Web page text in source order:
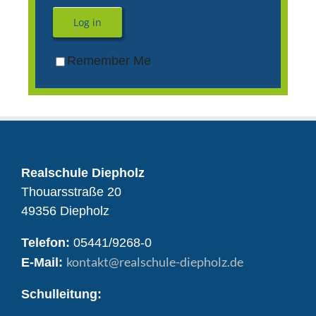
Log in
Remember Me
Realschule Diepholz
Thouarsstraße 20
49356 Diepholz
Telefon: 05441/9268-0
E-Mail: kontakt@realschule-diepholz.de
Schulleitung: